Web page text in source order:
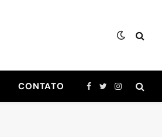
CONTATO Facebook
TwitterInstagram